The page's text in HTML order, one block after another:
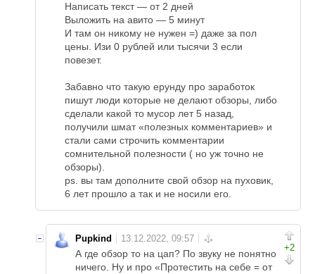
Написать текст — от 2 дней
Выложить на авито — 5 минут
И там он никому не нужен =) даже за пол
цены. Изи 0 рублей или тысячи 3 если
повезет.
Забавно что такую ерунду про заработок
пишут люди которые не делают обзоры, либо
сделали какой то мусор лет 5 назад,
получили шмат «полезных комментариев» и
стали сами строчить комментарии
сомнительной полезности ( но уж точно не
обзоры).
ps. вы там дополните свой обзор на пуховик,
6 лет прошло а так и не носили его.
+2
Pupkind
А где обзор то на цап? По звуку не понятно
ничего. Ну и про «Протестить на себе = от